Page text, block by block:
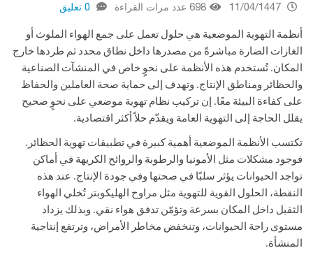
698 عدد مرات القراءة 0 تعليق
أنظمة التهوية الموضعية هي حلول تعمل على جمع الهواء الملوث أو
الغازات الضارة مباشرةً من مصدرها داخل نطاق محدد ثم طردها خارج
المكان. تُستخدم هذه الأنظمة على نحوٍ خاص في المنشآت الصناعية
والحظائر ومناطق الإنتاج. وتهدف إلى حماية صحة العاملين والحفاظ
على كفاءة البيئة معًا. إن تركيب نظام تهوية موضعي على نحوٍ صحيح
يقلل الحاجة إلى التهوية العامة ويقدّم حلاً أكثر اقتصادية.
تكتسب الأنظمة الموضعية أهمية كبيرة في تطبيقات تهوية الحظائر.
فوجود مشكلات مثل الأمونيا والرطوبة والروائح الكريهة في أماكن
تواجد الحيوانات يؤثر سلبًا في صحتها وفي جودة الإنتاج. عند هذه
النقطة، الحلول القوية للتهوية مثل مراوح الهليكوبتر تُخلي الهواء
الثقيل داخل المكان بسرعة وتؤمّن تدفق هواء نقي. وبذلك يزداد
مستوى راحة الحيوانات، وتنخفض مخاطر الأمراض، وترتفع إنتاجية
المنشأة.